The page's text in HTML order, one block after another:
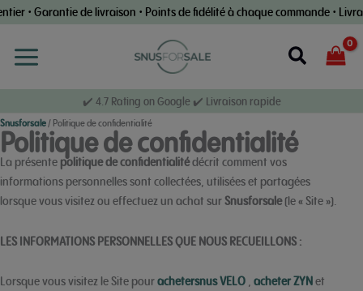
Skip
to
content
de livraison • Points de fidélité à chaque commande •
✔️ 4.7 Rating on Google ✔️ Livraison rapide
Snusforsale/Politique de confidentialité
Politique de confidentialité
La présente politique de confidentialitédécrit comment vos
informations personnelles sont collectées, utilisées et partagées
lorsque vous visitez ou effectuez un achat surSnusforsale(le « Site »).
LES INFORMATIONS PERSONNELLES QUE NOUS RECUEILLONS :
Lorsque vous visitez le Site pourachetersnus VELO , acheter ZYNet